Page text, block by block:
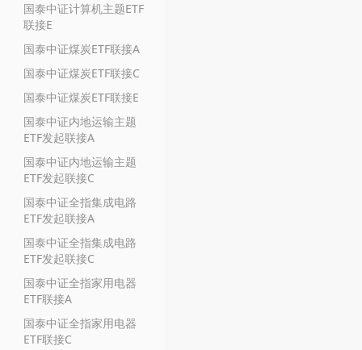
国泰中证计算机主题ETF
联接E
国泰中证煤炭ETF联接A
国泰中证煤炭ETF联接C
国泰中证煤炭ETF联接E
国泰中证内地运输主题
ETF发起联接A
国泰中证内地运输主题
ETF发起联接C
国泰中证全指集成电路
ETF发起联接A
国泰中证全指集成电路
ETF发起联接C
国泰中证全指家用电器
ETF联接A
国泰中证全指家用电器
ETF联接C